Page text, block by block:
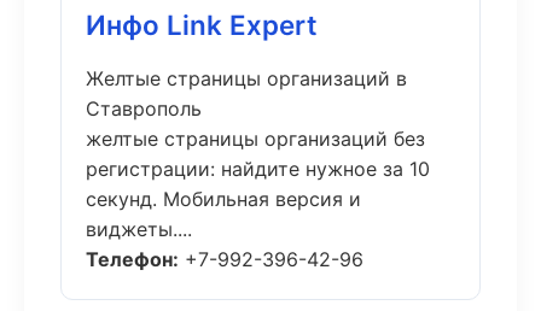
Инфо Link Expert
Желтые страницы организаций в
Ставрополь
желтые страницы организаций без
регистрации: найдите нужное за 10
секунд. Мобильная версия и
виджеты....
Телефон: +7-992-396-42-96